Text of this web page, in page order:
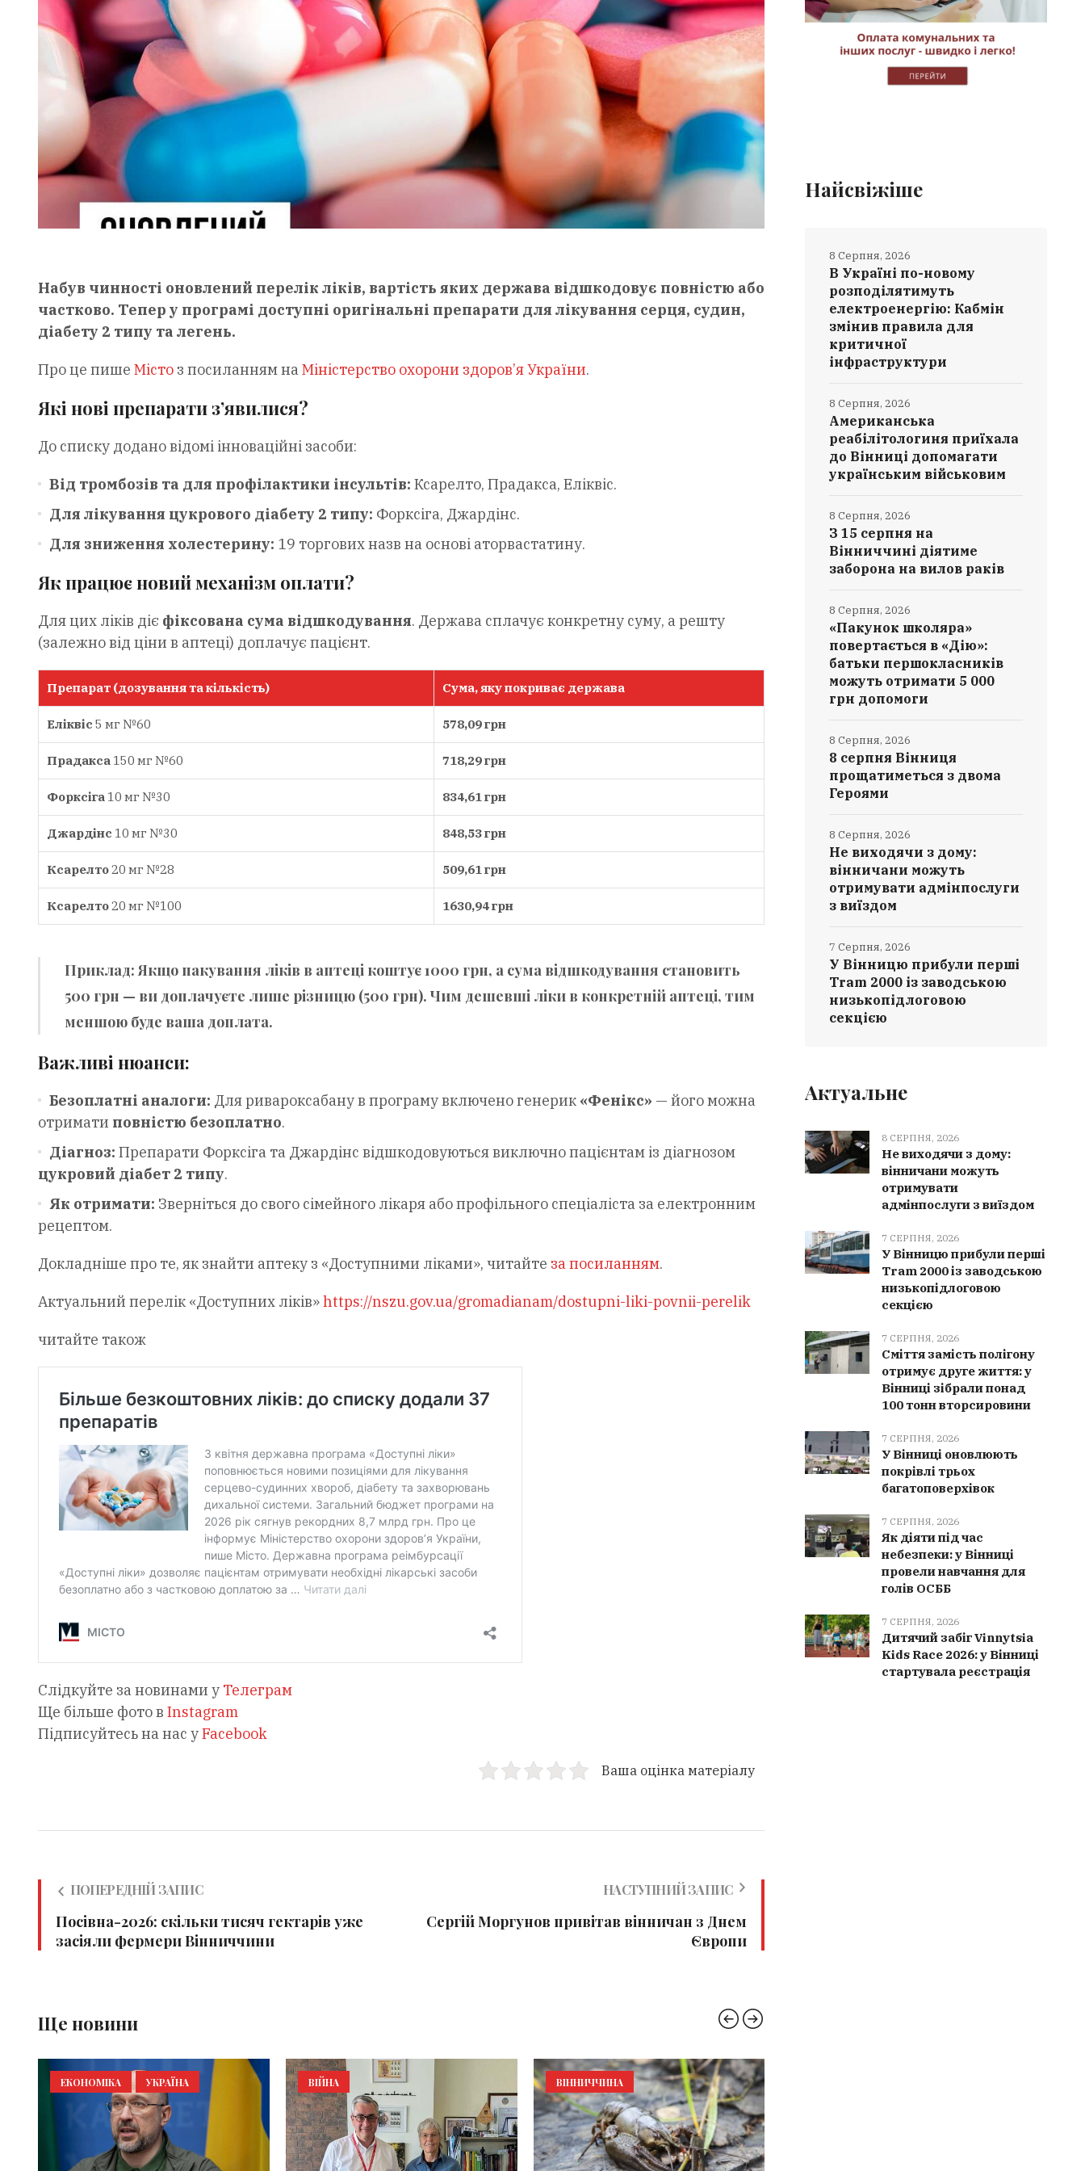
Набув чинності оновлений перелік ліків, вартість яких держава відшкодовує повністю або
частково. Тепер у програмі доступні оригінальні препарати для лікування серця, судин,
діабету 2 типу та легень.
Про це пише Місто з посиланням наМіністерство охорони здоров’я України.
Які нові препарати з’явилися?
До списку додано відомі інноваційні засоби:
Від тромбозів та для профілактики інсультів: Ксарелто, Прадакса, Еліквіс.
Для лікування цукрового діабету 2 типу: Форксіга, Джардінс.
Для зниження холестерину: 19 торгових назв на основі аторвастатину.
Як працює новий механізм оплати?
Для цих ліків діє фіксована сума відшкодування. Держава сплачує конкретну суму, а решту
(залежно від ціни в аптеці) доплачує пацієнт.
Препарат (дозування та кількість) Сума, яку покриває держава
Еліквіс 5 мг №60 578,09 грн
Прадакса150 мг №60 718,29 грн
Форксіга10 мг №30 834,61 грн
Джардінс 10 мг №30 848,53 грн
Ксарелто20 мг №28 509,61 грн
Ксарелто20 мг №100 1630,94 грн
Приклад:Якщо пакування ліків в аптеці коштує 1000 грн, а сума відшкодування становить
500 грн — ви доплачуєте лише різницю (500 грн). Чим дешевші ліки в конкретній аптеці, тим
меншою буде ваша доплата.
Важливі нюанси:
Безоплатні аналоги: Для ривароксабану в програму включено генерик «Фенікс» — його можна
отримати повністю безоплатно.
Діагноз: Препарати Форксіга та Джардінс відшкодовуються виключно пацієнтам із діагнозом
цукровий діабет 2 типу.
Як отримати: Зверніться до свого сімейного лікаря або профільного спеціаліста за електронним
рецептом.
Докладніше про те, як знайти аптеку з «Доступними ліками», читайте за посиланням.
Актуальний перелік «Доступних ліків»https://nszu.gov.ua/gromadianam/dostupni-liki-povnii-perelik
читайте також
Слідкуйте за новинами у Телеграм
Ще більше фото в Instagram
Підписуйтесь на нас уFacebook
Ваша оцінка матеріалу
ПОПЕРЕДНІЙ ЗАПИС
Посівна-2026: скільки тисяч гектарів уже
засіяли фермери Вінниччини
НАСТУПНИЙ ЗАПИС
Сергій Моргунов привітав вінничан з Днем
Європи
Ще новини
ЕКОНОМІКА УКРАЇНА ВІЙНА ВІННИЧЧИНА
Найсвіжіше
В Україні по-новому
розподілятимуть
електроенергію: Кабмін
змінив правила для
критичної
інфраструктури
8 Серпня, 2026
Американська
реабілітологиня приїхала
до Вінниці допомагати
українським військовим
8 Серпня, 2026
З 15 серпня на
Вінниччині діятиме
заборона на вилов раків
8 Серпня, 2026
«Пакунок школяра»
повертається в «Дію»:
батьки першокласників
можуть отримати 5 000
грн допомоги
8 Серпня, 2026
8 серпня Вінниця
прощатиметься з двома
Героями
8 Серпня, 2026
Не виходячи з дому:
вінничани можуть
отримувати адмінпослуги
з виїздом
8 Серпня, 2026
У Вінницю прибули перші
Tram 2000 із заводською
низькопідлоговою
секцією
7 Серпня, 2026
Актуальне
8 СЕРПНЯ, 2026
Не виходячи з дому:
вінничани можуть
отримувати
адмінпослуги з виїздом
7 СЕРПНЯ, 2026
У Вінницю прибули перші
Tram 2000 із заводською
низькопідлоговою
секцією
7 СЕРПНЯ, 2026
Сміття замість полігону
отримує друге життя: у
Вінниці зібрали понад
100 тонн вторсировини
7 СЕРПНЯ, 2026
У Вінниці оновлюють
покрівлі трьох
багатоповерхівок
7 СЕРПНЯ, 2026
Як діяти під час
небезпеки: у Вінниці
провели навчання для
голів ОСББ
7 СЕРПНЯ, 2026
Дитячий забіг Vinnytsia
Kids Race 2026: у Вінниці
стартувала реєстрація